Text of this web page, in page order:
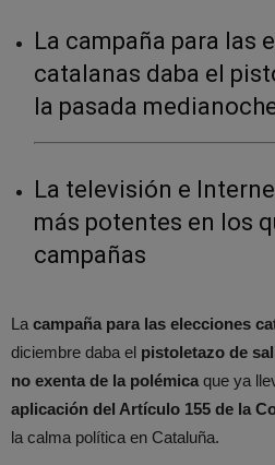
La campaña para las
catalanas daba el
la pasada
La televisión e
más potentes en los
campañas
La campaña para las elecciones
diciembre daba el pistoletazo de
no exenta de la polémica que ya
aplicación del Artículo 155 de la
la calma política en Cataluña.